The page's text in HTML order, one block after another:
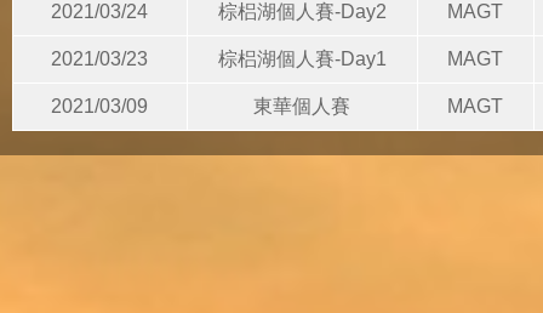
2021/03/24 棕梠湖個人賽-Day2 MAGT
2021/03/23 棕梠湖個人賽-Day1 MAGT
2021/03/09 東華個人賽 MAGT